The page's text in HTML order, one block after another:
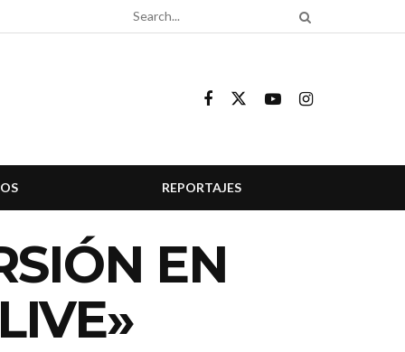
REPORTAJES
EN